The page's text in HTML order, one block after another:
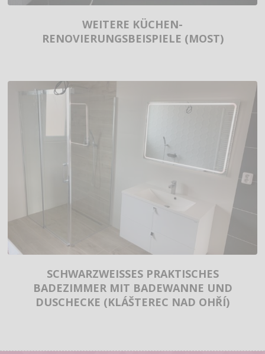
WEITERE KÜCHEN-
RENOVIERUNGSBEISPIELE (MOST)
SCHWARZWEISSES PRAKTISCHES
BADEZIMMER MIT BADEWANNE UND
DUSCHECKE (KLÁŠTEREC NAD OHŘÍ)